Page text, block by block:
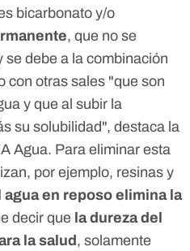
bicarbonato y/o
, que no se
debe a la combinación
con otras sales "que son
y que al subir la
su solubilidad", destaca la
Agua. Para eliminar esta
por ejemplo, resinas y
en reposo elimina la
decir que la dureza del
la salud , solamente